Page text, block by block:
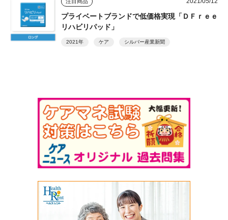
プライベートブランドで低価格実現「ＤＦｒｅｅ
リハビリパッド」
2021年 ケア シルバー産業新聞